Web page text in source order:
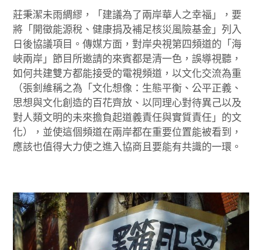
莊秉潔未雨綢繆，「建議為了兩岸華人之幸福」，要
將「開徵能源稅、健康捐及補足核災風險基金」列入
日後協議項目。傳媒方面，對岸央視第四頻道的「海
峽兩岸」節目所邀請的來賓都是清一色，誤導視聽，
如何共建雙方都能接受的電視頻道，以文化交流為重
（張釗維稱之為「文化想像：生態平衡、公平正義、
思想與文化創造的百花齊放、以同理心對待異己以及
對人類文明的未來擔負起道義責任與實質責任」的文
化），並使這個頻道在兩岸都在重要位置能被看到，
應該也值得大力使之進入協商且要能有共識的一環。